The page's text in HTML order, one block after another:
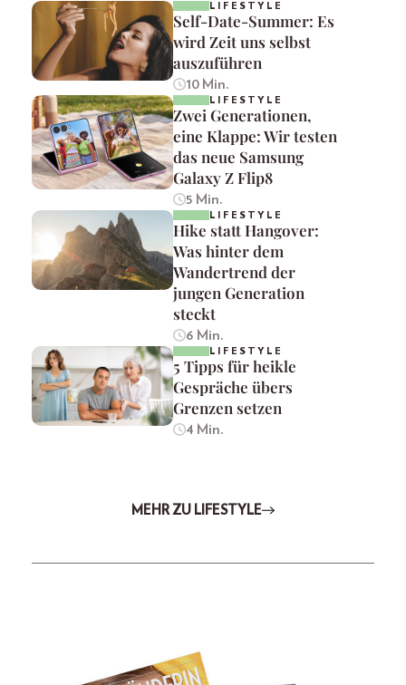
LIFESTYLE
Self-Date-Summer: Es
wird Zeit uns selbst
auszuführen
10 Min.
LIFESTYLE
Zwei Generationen,
eine Klappe: Wir testen
das neue Samsung
Galaxy Z Flip8
5 Min.
LIFESTYLE
Hike statt Hangover:
Was hinter dem
Wandertrend der
jungen Generation
steckt
6 Min.
LIFESTYLE
5 Tipps für heikle
Gespräche übers
Grenzen setzen
4 Min.
MEHR ZU LIFESTYLE